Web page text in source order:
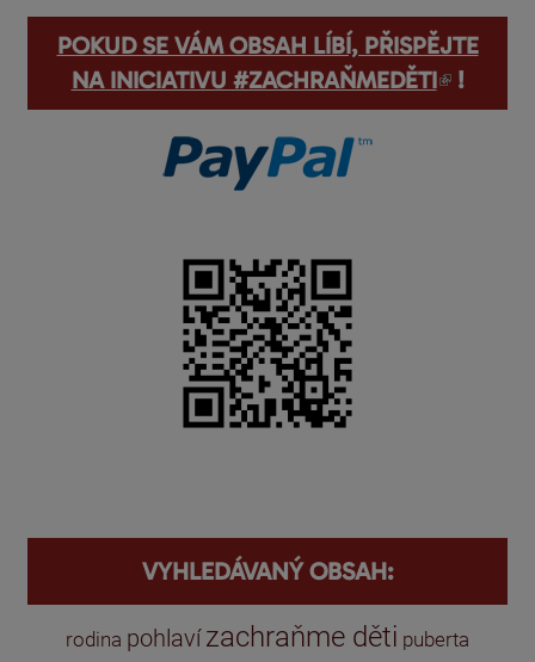
POKUD SE VÁM OBSAH LÍBÍ, PŘISPĚJTE
NA INICIATIVU #ZACHRAŇMEDĚTI
(odkaz je externí) !
VYHLEDÁVANÝ OBSAH:
rodina pohlaví zachraňme děti puberta